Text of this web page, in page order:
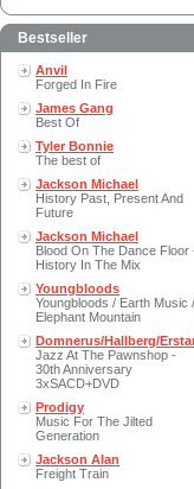
Bestseller
Anvil
Forged In Fire
James Gang
Best Of
Tyler Bonnie
The best of
Jackson Michael
History Past, Present And
Future
Jackson Michael
Blood On The Dance Floor
History In The Mix
Youngbloods
Youngbloods / Earth Music /
Elephant Mountain
Domnerus/Hallberg/
Jazz At The Pawnshop -
30th Anniversary
3xSACD+DVD
Prodigy
Music For The Jilted
Generation
Jackson Alan
Freight Train